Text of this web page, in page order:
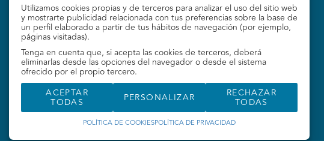
Subastas
Subastas online
La empresa
Contacto
Utilizamos cookies propias y de terceros para analizar el uso del sitio web
y mostrarte publicidad relacionada con tus preferencias sobre la base de
un perfil elaborado a partir de tus hábitos de navegación (por ejemplo,
páginas visitadas).
Tenga en cuenta que, si acepta las cookies de terceros, deberá
eliminarlas desde las opciones del navegador o desde el sistema
ofrecido por el propio tercero.
ACEPTAR
TODAS PERSONALIZAR RECHAZAR
TODAS
POLÍTICA DE COOKIESPOLÍTICA DE PRIVACIDAD